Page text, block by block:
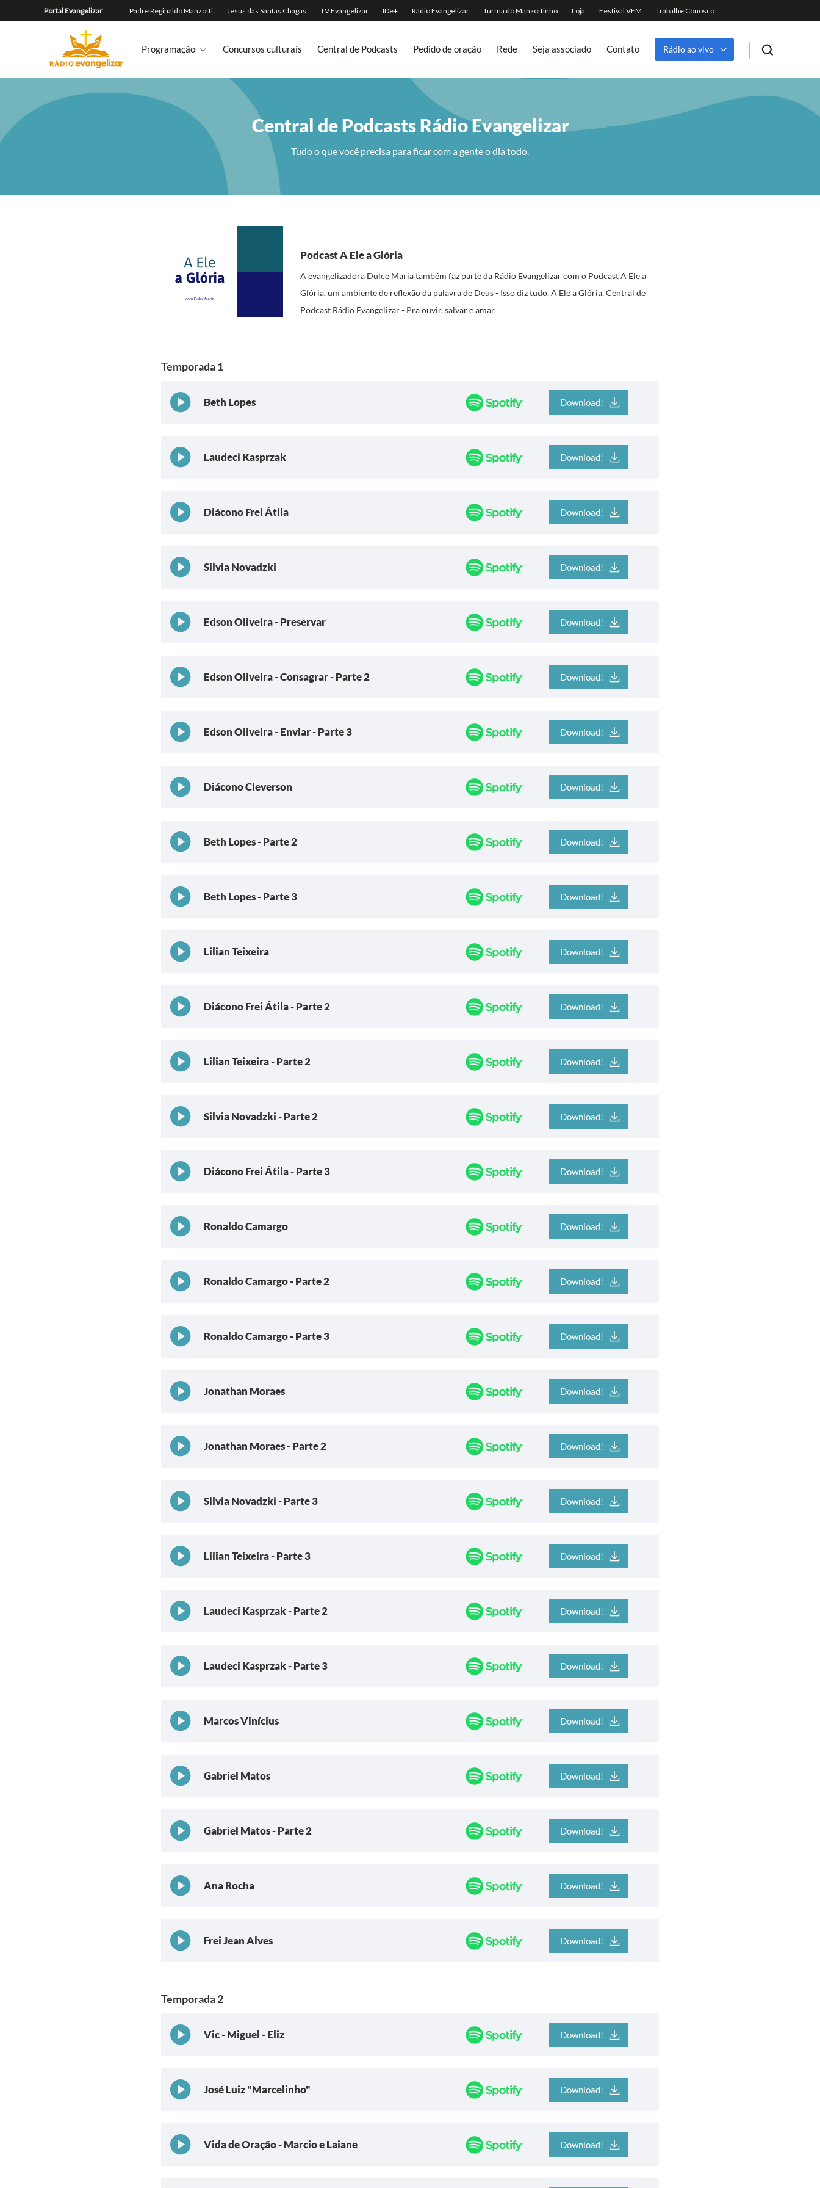
Programação Concursos culturais Central de Podcasts Pedido de oração Rede Seja associado Contato Rádio ao vivo
Central de Podcasts Rádio Evangelizar
Tudo o que você precisa para ficar com a gente o dia todo.
Podcast A Ele a Glória
A evangelizadora Dulce Maria também faz parte da Rádio Evangelizar com o Podcast A Ele a
Glória. um ambiente de reflexão da palavra de Deus - Isso diz tudo. A Ele a Glória. Central de
Podcast Rádio Evangelizar - Pra ouvir, salvar e amar
Temporada 1
Beth Lopes Download!
Laudeci Kasprzak Download!
Diácono Frei Átila Download!
Silvia Novadzki Download!
Edson Oliveira - Preservar Download!
Edson Oliveira - Consagrar - Parte 2 Download!
Edson Oliveira - Enviar - Parte 3 Download!
Diácono Cleverson Download!
Beth Lopes - Parte 2 Download!
Beth Lopes - Parte 3 Download!
Lilian Teixeira Download!
Diácono Frei Átila - Parte 2 Download!
Lilian Teixeira - Parte 2 Download!
Silvia Novadzki - Parte 2 Download!
Diácono Frei Átila - Parte 3 Download!
Ronaldo Camargo Download!
Ronaldo Camargo - Parte 2 Download!
Ronaldo Camargo - Parte 3 Download!
Jonathan Moraes Download!
Jonathan Moraes - Parte 2 Download!
Silvia Novadzki - Parte 3 Download!
Lilian Teixeira - Parte 3 Download!
Laudeci Kasprzak - Parte 2 Download!
Laudeci Kasprzak - Parte 3 Download!
Marcos Vinícius Download!
Gabriel Matos Download!
Gabriel Matos - Parte 2 Download!
Ana Rocha Download!
Frei Jean Alves Download!
Temporada 2
Vic - Miguel - Eliz Download!
José Luiz "Marcelinho" Download!
Vida de Oração - Marcio e Laiane Download!